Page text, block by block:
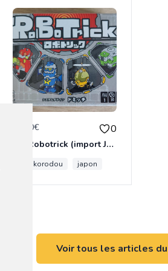
35.00€ 0
Jeu Robotrick (import Japon) ★NEUF★
korokorodou japon
Voir tous les articles